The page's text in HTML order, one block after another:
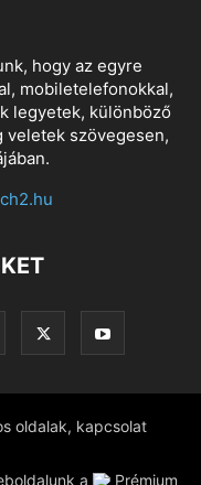
hogy az egyre
mobiletelefonokkal,
legyetek, különböző
szövegesen,
oldalak, kapcsolat
a Prémium